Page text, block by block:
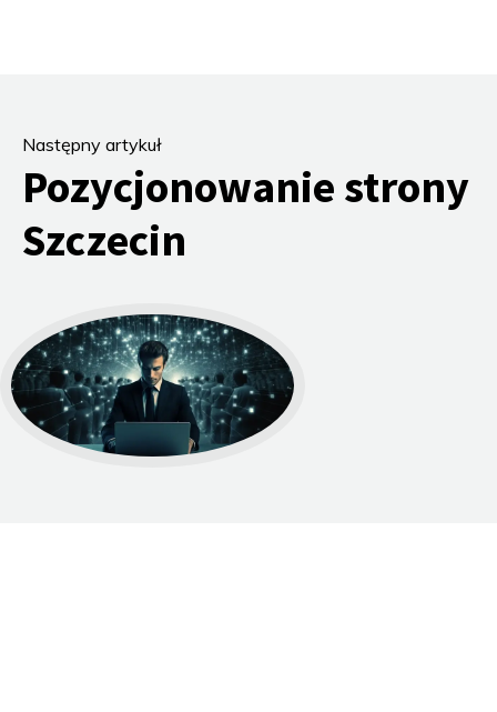
Następny artykuł
Pozycjonowanie strony
Szczecin